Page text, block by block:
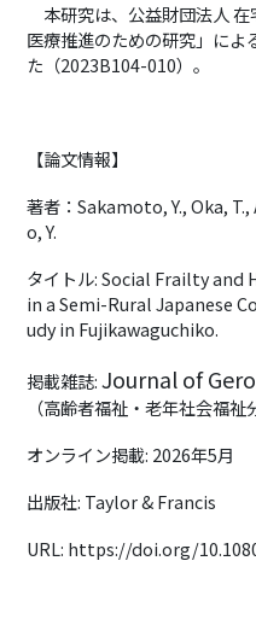
本研究は、公益財団法人
医療推進のための研究」によ
た（2023B104-010）。
【論文情報】
著者：Sakamoto, Y., Oka,
o, Y.
タイトル: Social Frailty
in a Semi-Rural Japanese
udy in Fujikawaguchiko.
掲載雑誌:Journal of
（高齢者福祉・老年社会福祉
オンライン掲載: 2026年5月
出版社: Taylor & Francis
URL: https://doi.org/